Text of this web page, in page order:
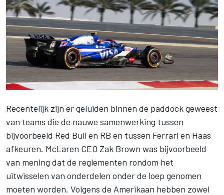
Recentelijk zijn er geluiden binnen de paddock geweest
van teams die de nauwe samenwerking tussen
bijvoorbeeld Red Bull en RB en tussen Ferrari en Haas
afkeuren. McLaren CEO Zak Brown was bijvoorbeeld
van mening dat de reglementen rondom het
uitwisselen van onderdelen onder de loep genomen
moeten worden. Volgens de Amerikaan hebben zowel